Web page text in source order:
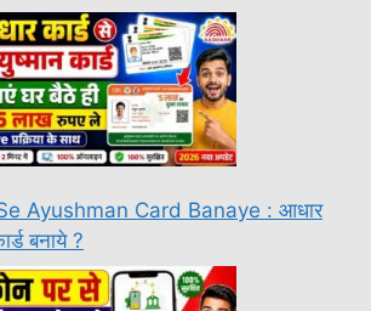
Ayushman Card Banaye : आधार
बनाये ?